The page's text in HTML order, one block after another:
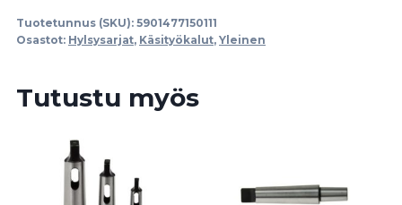
21
Tuotetunnus (SKU): 5901477150111
Osastot: Hylsysarjat, Käsityökalut, Yleinen
Tutustu myös